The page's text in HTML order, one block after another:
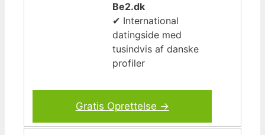
Be2.dk
✔ International
datingside med
tusindvis af danske
profiler
Gratis Oprettelse →